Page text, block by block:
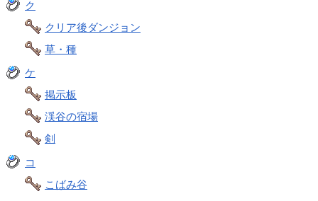
ク
クリア後ダンジョン
草・種
ケ
掲示板
渓谷の宿場
剣
コ
こばみ谷